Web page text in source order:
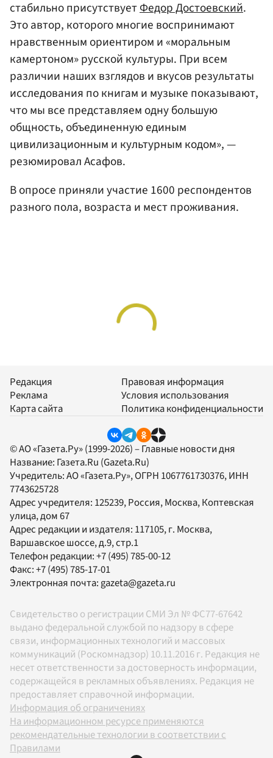
стабильно присутствуетФедор Достоевский.
Это автор, которого многие воспринимают
нравственным ориентиром и «моральным
камертоном» русской культуры. При всем
различии наших взглядов и вкусов результаты
исследования по книгам и музыке показывают,
что мы все представляем одну большую
общность, объединенную единым
цивилизационным и культурным кодом», —
резюмировал Асафов.
В опросе приняли участие 1600 респондентов
разного пола, возраста и мест проживания.
Редакция
Реклама
Карта сайта
Правовая информация
Условия использования
Политика конфиденциальности
© АО «Газета.Ру» (1999-2026) – Главные новости дня
Название: Газета.Ru (Gazeta.Ru)
Учредитель:АО «Газета.Ру», ОГРН 1067761730376, ИНН
7743625728
Адрес учредителя: 125239, Россия, Москва, Коптевская
улица, дом 67
Адрес редакции и издателя: 117105, г. Москва,
Варшавское шоссе, д.9, стр.1
Телефон редакции:+7 (495) 785-00-12
Факс:+7 (495) 785-17-01
Электронная почта: gazeta@gazeta.ru
Свидетельство о регистрации СМИ Эл № ФС77-67642
выдано федеральной службой по надзору в сфере
связи, информационных технологий и массовых
коммуникаций (Роскомнадзор) 10.11.2016 г. Редакция не
несет ответственности за достоверность информации,
содержащейся в рекламных объявлениях. Редакция не
предоставляет справочной информации.
Информация об ограничениях
На информационном ресурсе применяются
рекомендательные технологии в соответствии с
Правилами